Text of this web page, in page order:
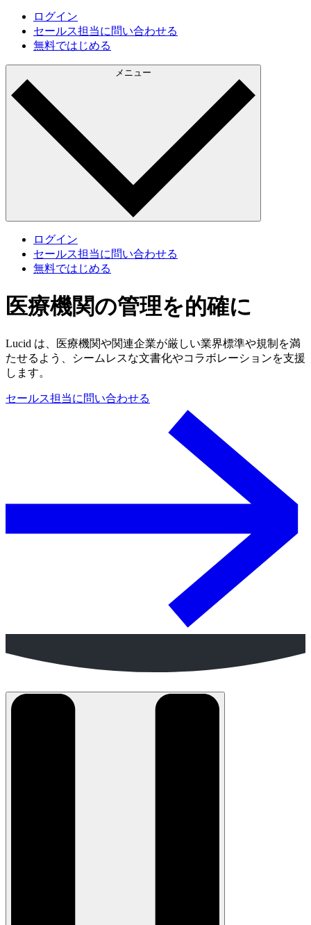
ログイン
セールス担当に問い合わせる
無料ではじめる
メニュー
ログイン
セールス担当に問い合わせる
無料ではじめる
医療機関の管理を的確に
Lucid は、医療機関や関連企業が厳しい業界標準や規制を満
たせるよう、シームレスな文書化やコラボレーションを支援
します。
セールス担当に問い合わせる